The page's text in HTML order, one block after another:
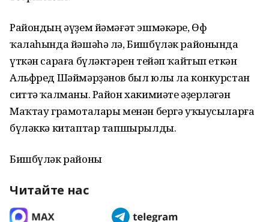
Райондың әүҙем йәмәғәт эш­мә­кәре, Өфө
ҡалаһында йәшәһә лә, Бишбүләк районында
үткән сараға бүләктәрен тейәп ҡайтып еткән
Альфред Шәймәрҙәнов был юлы ла конкурстан
ситтә ҡалма­ны. Район хакимиәте әҙерләгән
Маҡтау грамоталары менән бергә уҡыусыларға
бүләккә китаптар тапшырылды.
Бишбүләк районы
Читайте нас